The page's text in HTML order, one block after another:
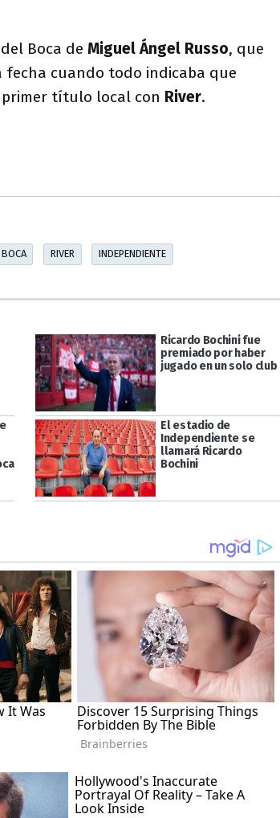
Boca de Miguel Ángel Russo, que
fecha cuando todo indicaba que
título local con River.
BOCA RIVER INDEPENDIENTE
Ricardo Bochini fue
premiado por haber
jugado en un solo club
El estadio de
Independiente se
llamará Ricardo
Bochini